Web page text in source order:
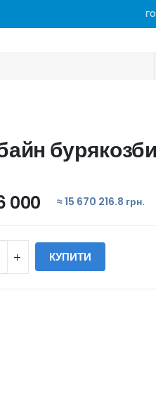
000 ≈ 15 670 216.8 грн.
КУПИТИ